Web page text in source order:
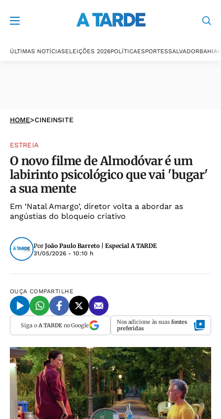
ÚLTIMAS NOTÍCIASELEIÇÕES 2026POLÍTICAESPORTESSALVADORBAHIA
HOME>CINEINSITE
ESTREIA
O novo filme de Almodóvar é um
labirinto psicológico que vai 'bugar'
a sua mente
Em ‘Natal Amargo’, diretor volta a abordar as
angústias do bloqueio criativo
Por João Paulo Barreto | Especial A TARDE
31/05/2026 - 10:10 h
OUÇA COMPARTILHE
Siga o A TARDEno Google Nos adicione às suas fontes
preferidas